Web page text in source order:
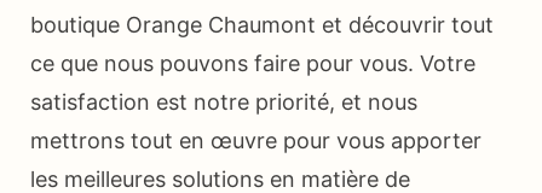
boutique Orange Chaumont et découvrir tout
ce que nous pouvons faire pour vous. Votre
satisfaction est notre priorité, et nous
mettrons tout en œuvre pour vous apporter
les meilleures solutions en matière de